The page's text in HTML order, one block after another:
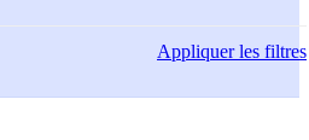
Appliquerles filtres